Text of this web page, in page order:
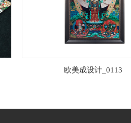
欧美成设计_0113